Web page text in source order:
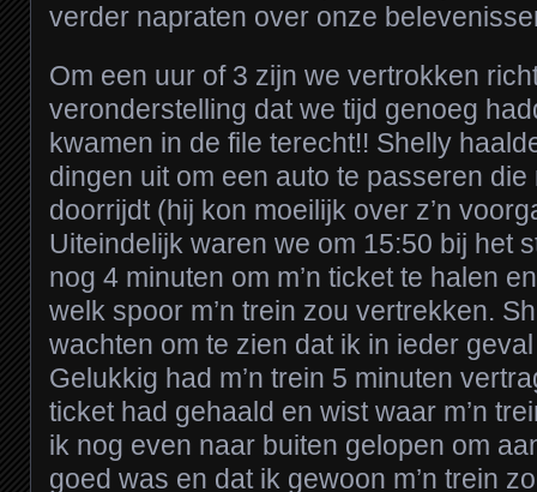
verder napraten over onze
Om een uur of 3 zijn we vertrokken
veronderstelling dat we tijd genoeg
kwamen in de file terecht!! Shelly
dingen uit om een auto te passeren
doorrijdt (hij kon moeilijk over z’n
Uiteindelijk waren we om 15:50 bij het
nog 4 minuten om m’n ticket te halen
welk spoor m’n trein zou vertrekken.
wachten om te zien dat ik in ieder
Gelukkig had m’n trein 5 minuten
ticket had gehaald en wist waar m’n
ik nog even naar buiten gelopen om
goed was en dat ik gewoon m’n trein